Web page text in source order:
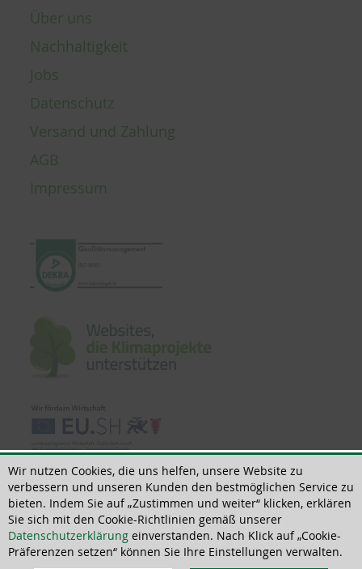
Über uns
Nachhaltigkeit
Jobs
Datenschutz
Versand und Zahlung
AGB
Impressum
© 2018 - 2026 | All rights reserved | ThoMar OHG, Basedower Weg 10, D-
21483 Lütau, +49(0)4153 55900-0,info@thomar.de
Wir nutzen Cookies, die uns helfen, unsere Website zu
verbessern und unseren Kunden den bestmöglichen Service zu
bieten. Indem Sie auf „Zustimmen und weiter“ klicken, erklären
Sie sich mit den Cookie-Richtlinien gemäß unserer
Datenschutzerklärung einverstanden. Nach Klick auf „Cookie-
Präferenzen setzen“ können Sie Ihre Einstellungen verwalten.